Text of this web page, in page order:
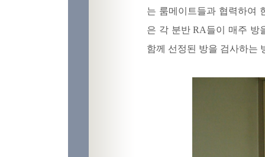
는 룸메이트들과 협력하여
은 각 분반 RA들이 매주 방
함께 선정된 방을 검사하는